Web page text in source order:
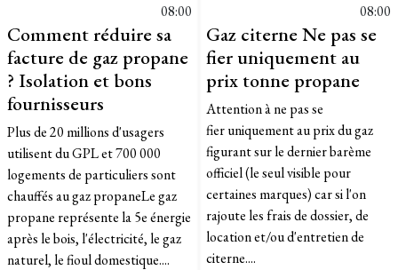
08:00
Comment réduire sa
facture de gaz propane
? Isolation et bons
fournisseurs
Plus de 20 millions d'usagers
utilisent du GPL et 700 000
logements de particuliers sont
chauffés au gaz propaneLe gaz
propane représente la 5e énergie
après le bois, l'électricité, le gaz
naturel, le fioul domestique....
08:00
Gaz citerne Ne pas se
fier uniquement au
prix tonne propane
Attention à ne pas se
fier uniquement au prix du gaz
figurant sur le dernier barème
officiel (le seul visible pour
certaines marques) car si l'on
rajoute les frais de dossier, de
location et/ou d'entretien de
citerne....